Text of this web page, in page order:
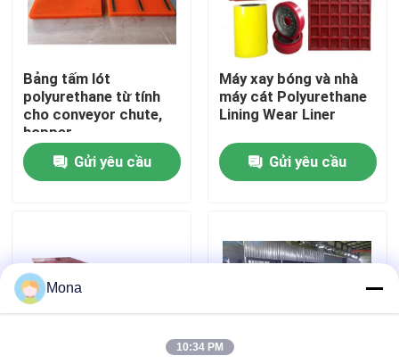
Về chúng tôi
Tham quan nhà máy
Kiểm soát chất lượng
Liên hệ chúng tôi
Lớp lót gốm
Lớp lót gốm Alumina
Bảng tấm lót
polyurethane từ tính
cho conveyor chute,
hopper
Gửi yêu cầu
Máy xay bóng và nhà
máy cát Polyurethane
Lining Wear Liner
Gửi yêu cầu
Mona
10:34 PM